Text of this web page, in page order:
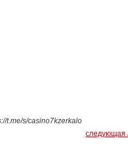
t.me/s/casino7kzerkalo